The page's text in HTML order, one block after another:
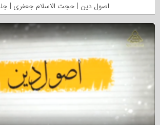
اصول دین | حجت الاسلام جعفری |